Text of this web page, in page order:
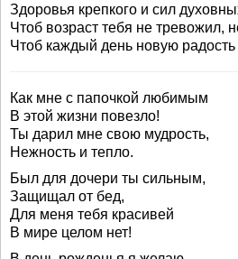
Здоровья крепкого и сил
Чтоб возраст тебя не тревожил,
Чтоб каждый день новую радость
Как мне с папочкой любимым
В этой жизни повезло!
Ты дарил мне свою мудрость,
Нежность и тепло.
Был для дочери ты сильным,
Защищал от бед,
Для меня тебя красивей
В мире целом нет!